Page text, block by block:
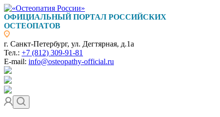
ОФИЦИАЛЬНЫЙ ПОРТАЛ РОССИЙСКИХ
ОСТЕОПАТОВ
г. Санкт-Петербург, ул. Дегтярная, д.1а
Тел.: +7 (812) 309-91-81
E-mail: info@osteopathy-official.ru